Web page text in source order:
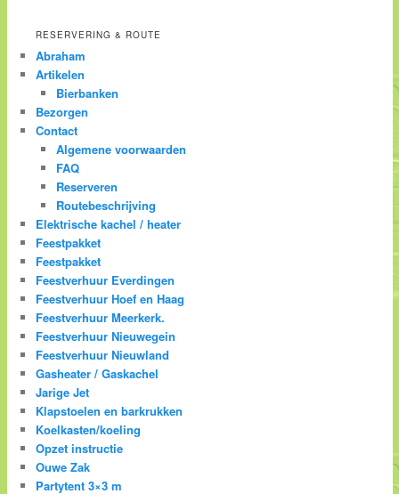
RESERVERING & ROUTE
Abraham
Artikelen
Bierbanken
Bezorgen
Contact
Algemene voorwaarden
FAQ
Reserveren
Routebeschrijving
Elektrische kachel / heater
Feestpakket
Feestpakket
Feestverhuur Everdingen
Feestverhuur Hoef en Haag
Feestverhuur Meerkerk.
Feestverhuur Nieuwegein
Feestverhuur Nieuwland
Gasheater / Gaskachel
Jarige Jet
Klapstoelen en barkrukken
Koelkasten/koeling
Opzet instructie
Ouwe Zak
Partytent 3×3 m